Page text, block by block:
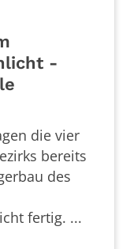
-
die vier
bereits
des
fertig. ...